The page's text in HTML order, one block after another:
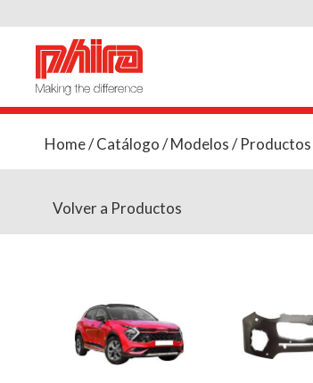
Home/Catálogo/Modelos/Productos
Volver a Productos